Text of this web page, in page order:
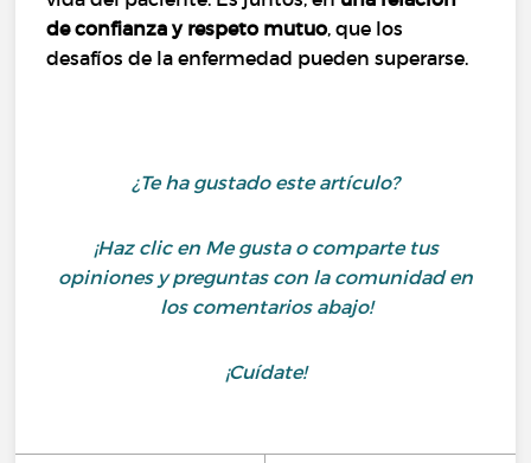
de confianza y respeto mutuo, que los
desafíos de la enfermedad pueden superarse.
¿Te ha gustado este artículo?
¡Haz clic en Me gusta o comparte tus
opiniones y preguntas con la comunidad en
los comentarios abajo!
¡Cuídate!